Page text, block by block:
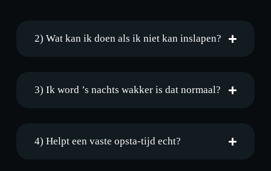
2) Wat kan ik doen als ik niet kan inslapen?
3) Ik word ’s nachts wakker is dat normaal?
4) Helpt een vaste opsta-tijd echt?